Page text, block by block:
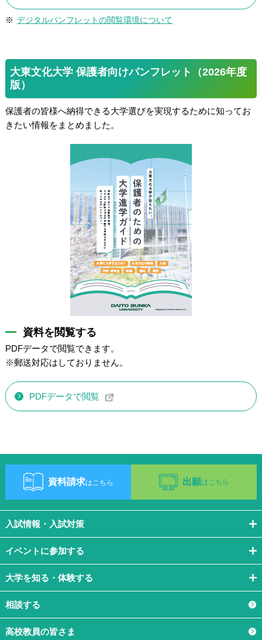
デジタルパンフレットの閲覧環境について
大東文化大学 保護者向けパンフレット（2026年度
版）
保護者の皆様へ納得できる大学選びを実現するために知ってお
きたい情報をまとめました。
資料を閲覧する
PDFデータで閲覧できます。
※郵送対応はしておりません。
PDFデータで閲覧
資料請求はこちら 出願はこちら
入試情報・入試対策
イベントに参加する
大学を知る・体験する
相談する
高校教員の皆さま